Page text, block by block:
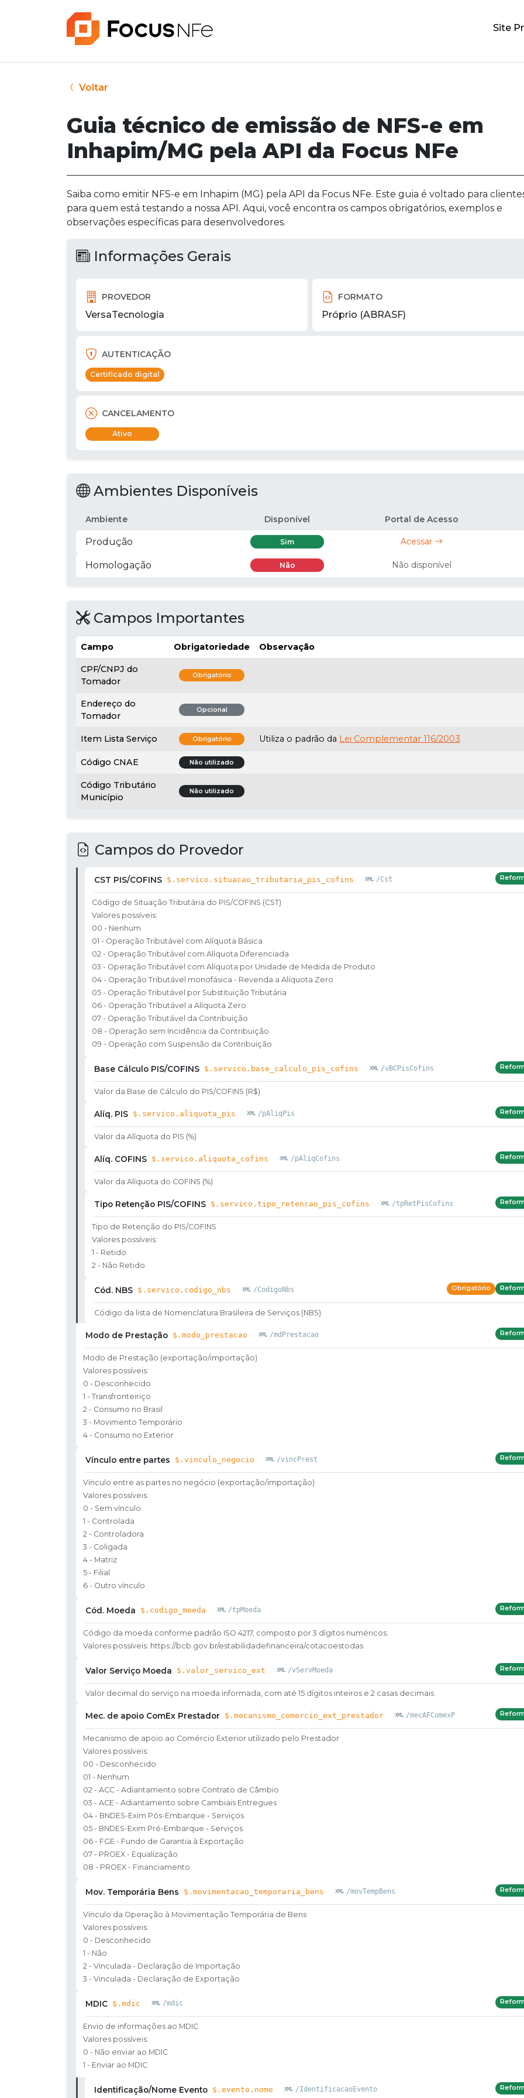
Site
Voltar
Guia técnico de emissão de NFS-e em
Inhapim/MG pela API da Focus NFe
Saiba como emitir NFS-e em Inhapim (MG) pela API da Focus NFe. Este guia é voltado para
para quem está testando a nossa API. Aqui, você encontra os campos obrigatórios, exemplos e
observações específicas para desenvolvedores.
Informações Gerais
PROVEDOR
VersaTecnologia
FORMATO
Próprio (ABRASF)
AUTENTICAÇÃO
Certificado digital
CANCELAMENTO
Ativo
Ambientes Disponíveis
Ambiente Disponível Portal de Acesso
Produção Sim Acessar
Homologação Não Não disponível
Campos Importantes
Campo Obrigatoriedade Observação
CPF/CNPJ do
Tomador
Obrigatório
Endereço do
Tomador
Opcional
Item Lista Serviço Obrigatório Utiliza o padrão da Lei Complementar 116/2003
Código CNAE Não utilizado
Código Tributário
Município
Não utilizado
Campos do Provedor
CST PIS/COFINS $.servico.situacao_tributaria_pis_cofins /Cst
Código de Situação Tributária do PIS/COFINS (CST)
Valores possíveis:
00 - Nenhum
01 - Operação Tributável com Alíquota Básica
02 - Operação Tributável com Alíquota Diferenciada
03 - Operação Tributável com Alíquota por Unidade de Medida de Produto
04 - Operação Tributável monofásica - Revenda a Alíquota Zero
05 - Operação Tributável por Substituição Tributária
06 - Operação Tributável a Alíquota Zero
07 - Operação Tributável da Contribuição
08 - Operação sem Incidência da Contribuição
09 - Operação com Suspensão da Contribuição
Base Cálculo PIS/COFINS $.servico.base_calculo_pis_cofins /vBCPisCofins
Valor da Base de Cálculo do PIS/COFINS (R$)
Alíq. PIS $.servico.aliquota_pis /pAliqPis
Valor da Alíquota do PIS (%)
Alíq. COFINS $.servico.aliquota_cofins /pAliqCofins
Valor da Alíquota do COFINS (%)
Tipo Retenção PIS/COFINS $.servico.tipo_retencao_pis_cofins /tpRetPisCofins
Tipo de Retenção do PIS/COFINS
Valores possíveis:
1 - Retido
2 - Não Retido
Cód. NBS $.servico.codigo_nbs /CodigoNbs Obrigatório
Código da lista de Nomenclatura Brasileira de Serviços (NBS)
Modo de Prestação $.modo_prestacao /mdPrestacao
Modo de Prestação (exportação/importação)
Valores possíveis:
0 - Desconhecido
1 - Transfronteiriço
2 - Consumo no Brasil
3 - Movimento Temporário
4 - Consumo no Exterior
Vínculo entre partes $.vinculo_negocio /vincPrest
Vínculo entre as partes no negócio (exportação/importação)
Valores possíveis:
0 - Sem vínculo
1 - Controlada
2 - Controladora
3 - Coligada
4 - Matriz
5 - Filial
6 - Outro vínculo
Cód. Moeda $.codigo_moeda /tpMoeda
Código da moeda conforme padrão ISO 4217, composto por 3 dígitos numéricos.
Valores possíveis: https://bcb.gov.br/estabilidadefinanceira/cotacoestodas
Valor Serviço Moeda $.valor_servico_ext /vServMoeda
Valor decimal do serviço na moeda informada, com até 15 dígitos inteiros e 2 casas decimais.
Mec. de apoio ComEx Prestador $.mecanismo_comercio_ext_prestador /mecAFComexP
Mecanismo de apoio ao Comércio Exterior utilizado pelo Prestador
Valores possíveis:
00 - Desconhecido
01 - Nenhum
02 - ACC - Adiantamento sobre Contrato de Câmbio
03 - ACE - Adiantamento sobre Cambiais Entregues
04 - BNDES-Exim Pós-Embarque - Serviços
05 - BNDES-Exim Pré-Embarque - Serviços
06 - FGE - Fundo de Garantia à Exportação
07 - PROEX - Equalização
08 - PROEX - Financiamento
Mov. Temporária Bens $.movimentacao_temporaria_bens /movTempBens
Vínculo da Operação à Movimentação Temporária de Bens
Valores possíveis:
0 - Desconhecido
1 - Não
2 - Vinculada - Declaração de Importação
3 - Vinculada - Declaração de Exportação
MDIC $.mdic /mdic
Envio de informações ao MDIC
Valores possíveis:
0 - Não enviar ao MDIC
1 - Enviar ao MDIC
Identificação/Nome Evento $.evento.nome /IdentificacaoEvento